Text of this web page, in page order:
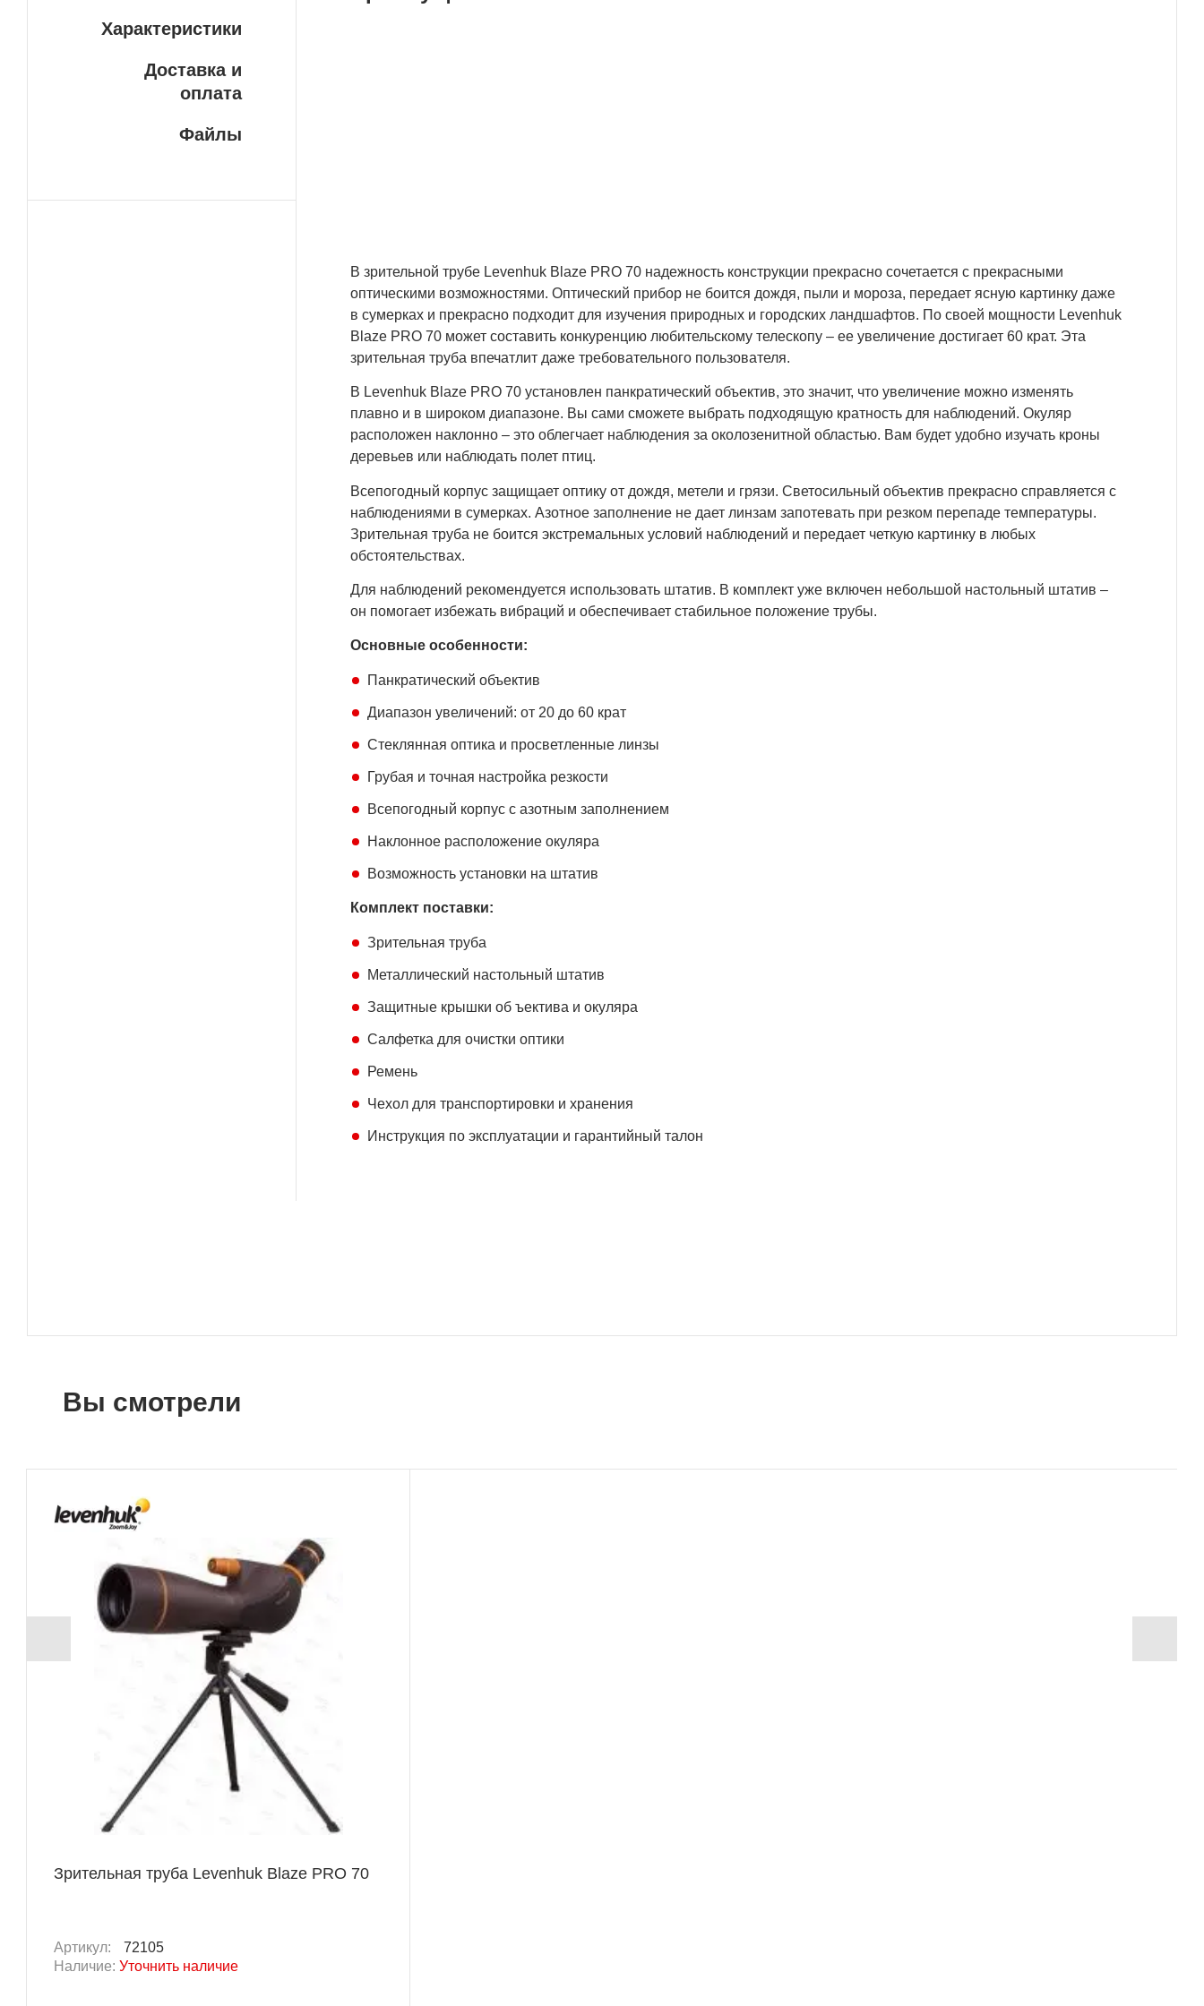
Характеристики
Доставка и
оплата
Файлы
В зрительной трубе Levenhuk Blaze PRO 70 надежность конструкции прекрасно сочетается с прекрасными
оптическими возможностями. Оптический прибор не боится дождя, пыли и мороза, передает ясную картинку даже
в сумерках и прекрасно подходит для изучения природных и городских ландшафтов. По своей мощности Levenhuk
Blaze PRO 70 может составить конкуренцию любительскому телескопу – ее увеличение достигает 60 крат. Эта
зрительная труба впечатлит даже требовательного пользователя.
В Levenhuk Blaze PRO 70 установлен панкратический объектив, это значит, что увеличение можно изменять
плавно и в широком диапазоне. Вы сами сможете выбрать подходящую кратность для наблюдений. Окуляр
расположен наклонно – это облегчает наблюдения за околозенитной областью. Вам будет удобно изучать кроны
деревьев или наблюдать полет птиц.
Всепогодный корпус защищает оптику от дождя, метели и грязи. Светосильный объектив прекрасно справляется с
наблюдениями в сумерках. Азотное заполнение не дает линзам запотевать при резком перепаде температуры.
Зрительная труба не боится экстремальных условий наблюдений и передает четкую картинку в любых
обстоятельствах.
Для наблюдений рекомендуется использовать штатив. В комплект уже включен небольшой настольный штатив –
он помогает избежать вибраций и обеспечивает стабильное положение трубы.
Основные особенности:
Панкратический объектив
Диапазон увеличений: от 20 до 60 крат
Стеклянная оптика и просветленные линзы
Грубая и точная настройка резкости
Всепогодный корпус с азотным заполнением
Наклонное расположение окуляра
Возможность установки на штатив
Комплект поставки:
Зрительная труба
Металлический настольный штатив
Защитные крышки об ъектива и окуляра
Салфетка для очистки оптики
Ремень
Чехол для транспортировки и хранения
Инструкция по эксплуатации и гарантийный талон
Вы смотрели
Зрительная труба Levenhuk Blaze PRO 70
Артикул:
72105
Наличие: Уточнить наличие